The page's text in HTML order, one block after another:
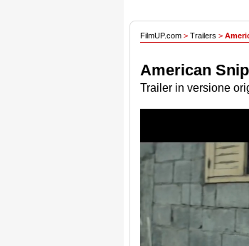
FilmUP.com > Trailers >
American
Trailer in versione